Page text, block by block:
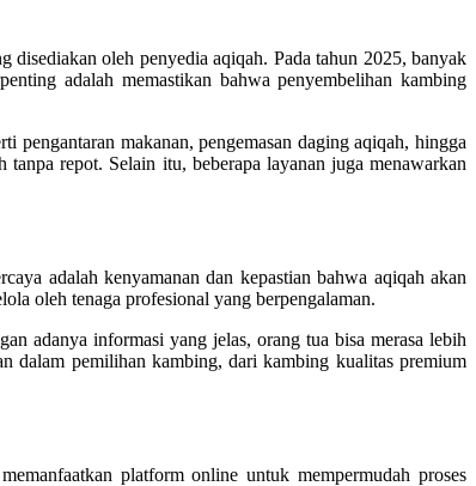
disediakan oleh penyedia aqiqah. Pada tahun 2025, banyak
adalah memastikan bahwa penyembelihan kambing
pengantaran makanan, pengemasan daging aqiqah, hingga
repot. Selain itu, beberapa layanan juga menawarkan
adalah kenyamanan dan kepastian bahwa aqiqah akan
oleh tenaga profesional yang berpengalaman.
adanya informasi yang jelas, orang tua bisa merasa lebih
dalam pemilihan kambing, dari kambing kualitas premium
platform online untuk mempermudah proses